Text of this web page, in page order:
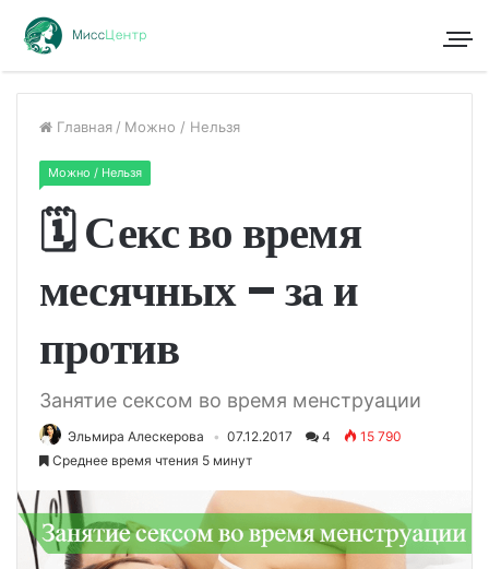
Главная / Можно / Нельзя
Можно / Нельзя
🗓 Секс во время
месячных – за и
против
Занятие сексом во время менструации
Эльмира Алескерова 07.12.2017 4
15 790
Среднее время чтения 5 минут